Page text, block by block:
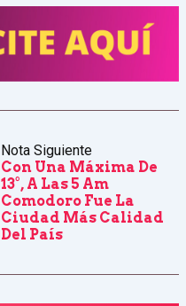
Nota Siguiente
Con Una Máxima De
13°, A Las 5 Am
Comodoro Fue La
Ciudad Más Calidad
Del País